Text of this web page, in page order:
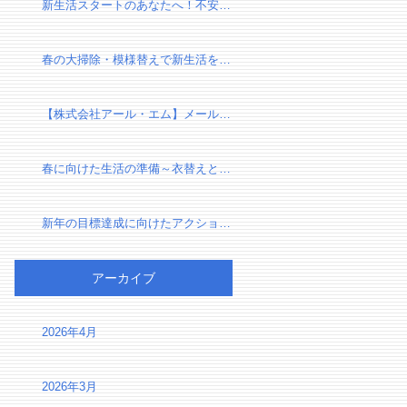
新生活スタートのあなたへ！不安を自信に変える、新しい環境での過ごし方
春の大掃除・模様替えで新生活を気持ちよくスタートしよう！
【株式会社アール・エム】メール設定確認のお願い（有限会社千葉リフォーム様）
春に向けた生活の準備～衣替えと断捨離で心身をリセット～
新年の目標達成に向けたアクションプラン～夢を実現するための第一歩～
アーカイブ
2026年4月
2026年3月